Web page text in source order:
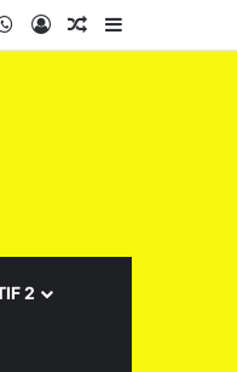
WhatsApp
Log InRandom Article
2